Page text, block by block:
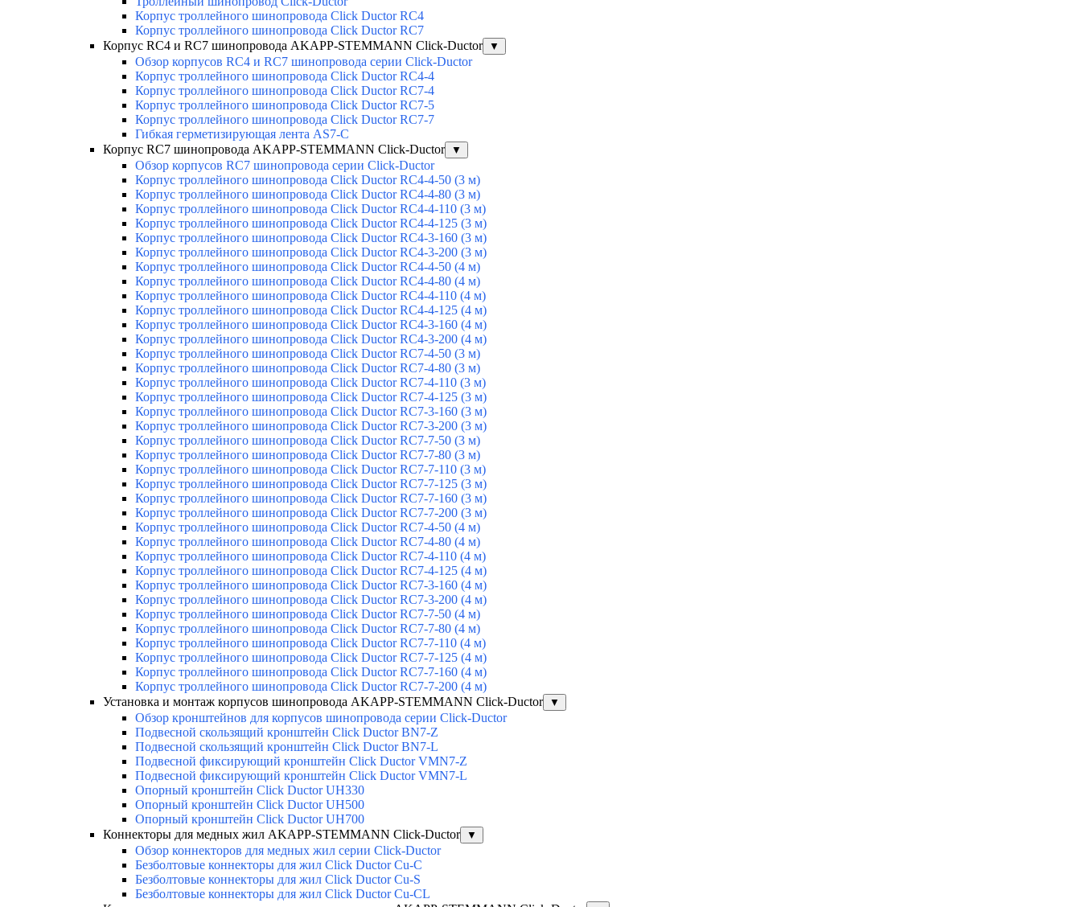
Корпус троллейного шинопровода Click Ductor RC4
Корпус троллейного шинопровода Click Ductor RC7
Корпус RC4 и RC7 шинопровода AKAPP-STEMMANN Click-Ductor
▼
Обзор корпусов RC4 и RC7 шинопровода серии Click-Ductor
Корпус троллейного шинопровода Click Ductor RC4-4
Корпус троллейного шинопровода Click Ductor RC7-4
Корпус троллейного шинопровода Click Ductor RC7-5
Корпус троллейного шинопровода Click Ductor RC7-7
Гибкая герметизирующая лента AS7-C
Корпус RC7 шинопровода AKAPP-STEMMANN Click-Ductor
▼
Обзор корпусов RC7 шинопровода серии Click-Ductor
Корпус троллейного шинопровода Click Ductor RC4-4-50 (3 м)
Корпус троллейного шинопровода Click Ductor RC4-4-80 (3 м)
Корпус троллейного шинопровода Click Ductor RC4-4-110 (3 м)
Корпус троллейного шинопровода Click Ductor RC4-4-125 (3 м)
Корпус троллейного шинопровода Click Ductor RC4-3-160 (3 м)
Корпус троллейного шинопровода Click Ductor RC4-3-200 (3 м)
Корпус троллейного шинопровода Click Ductor RC4-4-50 (4 м)
Корпус троллейного шинопровода Click Ductor RC4-4-80 (4 м)
Корпус троллейного шинопровода Click Ductor RC4-4-110 (4 м)
Корпус троллейного шинопровода Click Ductor RC4-4-125 (4 м)
Корпус троллейного шинопровода Click Ductor RC4-3-160 (4 м)
Корпус троллейного шинопровода Click Ductor RC4-3-200 (4 м)
Корпус троллейного шинопровода Click Ductor RC7-4-50 (3 м)
Корпус троллейного шинопровода Click Ductor RC7-4-80 (3 м)
Корпус троллейного шинопровода Click Ductor RC7-4-110 (3 м)
Корпус троллейного шинопровода Click Ductor RC7-4-125 (3 м)
Корпус троллейного шинопровода Click Ductor RC7-3-160 (3 м)
Корпус троллейного шинопровода Click Ductor RC7-3-200 (3 м)
Корпус троллейного шинопровода Click Ductor RC7-7-50 (3 м)
Корпус троллейного шинопровода Click Ductor RC7-7-80 (3 м)
Корпус троллейного шинопровода Click Ductor RC7-7-110 (3 м)
Корпус троллейного шинопровода Click Ductor RC7-7-125 (3 м)
Корпус троллейного шинопровода Click Ductor RC7-7-160 (3 м)
Корпус троллейного шинопровода Click Ductor RC7-7-200 (3 м)
Корпус троллейного шинопровода Click Ductor RC7-4-50 (4 м)
Корпус троллейного шинопровода Click Ductor RC7-4-80 (4 м)
Корпус троллейного шинопровода Click Ductor RC7-4-110 (4 м)
Корпус троллейного шинопровода Click Ductor RC7-4-125 (4 м)
Корпус троллейного шинопровода Click Ductor RC7-3-160 (4 м)
Корпус троллейного шинопровода Click Ductor RC7-3-200 (4 м)
Корпус троллейного шинопровода Click Ductor RC7-7-50 (4 м)
Корпус троллейного шинопровода Click Ductor RC7-7-80 (4 м)
Корпус троллейного шинопровода Click Ductor RC7-7-110 (4 м)
Корпус троллейного шинопровода Click Ductor RC7-7-125 (4 м)
Корпус троллейного шинопровода Click Ductor RC7-7-160 (4 м)
Корпус троллейного шинопровода Click Ductor RC7-7-200 (4 м)
Установка и монтаж корпусов шинопровода AKAPP-STEMMANN Click-Ductor
▼
Обзор кронштейнов для корпусов шинопровода серии Click-Ductor
Подвесной скользящий кронштейн Click Ductor BN7-Z
Подвесной скользящий кронштейн Click Ductor BN7-L
Подвесной фиксирующий кронштейн Click Ductor VMN7-Z
Подвесной фиксирующий кронштейн Click Ductor VMN7-L
Опорный кронштейн Click Ductor UH330
Опорный кронштейн Click Ductor UH500
Опорный кронштейн Click Ductor UH700
Коннекторы для медных жил AKAPP-STEMMANN Click-Ductor
▼
Обзор коннекторов для медных жил серии Click-Ductor
Безболтовые коннекторы для жил Click Ductor Cu-C
Безболтовые коннекторы для жил Click Ductor Cu-S
Безболтовые коннекторы для жил Click Ductor Cu-CL